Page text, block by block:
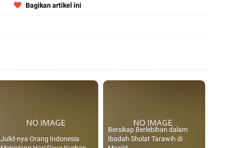
Bagikan artikel ini
Julid-nya Orang Indonesia
Bersikap Berlebihan dalam
Ibadah Sholat Tarawih di